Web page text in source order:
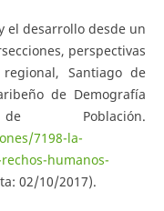
el desarrollo desde un
perspectivas
Santiago de
de Demografía
Población.
7198-la-
humanos-
02/10/2017).